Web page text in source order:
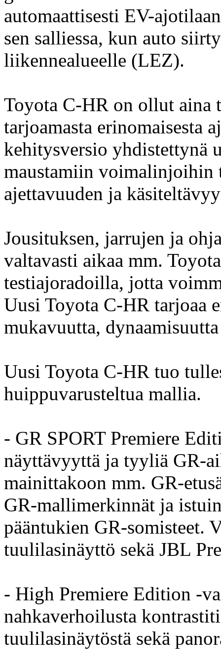
automaattisesti EV-
sen salliessa, kun auto
liikennealueelle (LEZ).
Toyota C-HR on ollut aina
tarjoamasta erinomaisesta
kehitysversio yhdistettynä
maustamiin voimalinjoihin
ajettavuuden ja
Jousituksen, jarrujen ja
valtavasti aikaa mm.
testiajoradoilla, jotta
Uusi Toyota C-HR tarjoaa
mukavuutta,
Uusi Toyota C-HR tuo
huippuvarusteltua mallia.
- GR SPORT Premiere
näyttävyyttä ja tyyliä GR-
mainittakoon mm. GR-
GR-mallimerkinnät ja
pääntukien GR-somisteet.
tuulilasinäyttö sekä JBL
- High Premiere Edition -
nahkaverhoilusta
tuulilasinäytöstä sekä